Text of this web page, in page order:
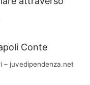
– juvedipendenza.net